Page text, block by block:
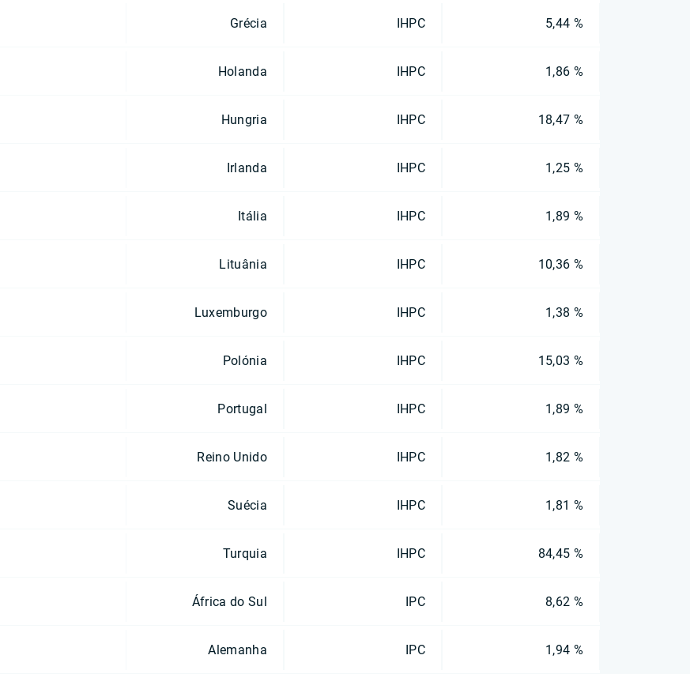
Grécia IHPC 5,44 %
Holanda IHPC 1,86 %
Hungria IHPC 18,47 %
Irlanda IHPC 1,25 %
Itália IHPC 1,89 %
Lituânia IHPC 10,36 %
Luxemburgo IHPC 1,38 %
Polónia IHPC 15,03 %
Portugal IHPC 1,89 %
Reino Unido IHPC 1,82 %
Suécia IHPC 1,81 %
Turquia IHPC 84,45 %
África do Sul IPC 8,62 %
Alemanha IPC 1,94 %